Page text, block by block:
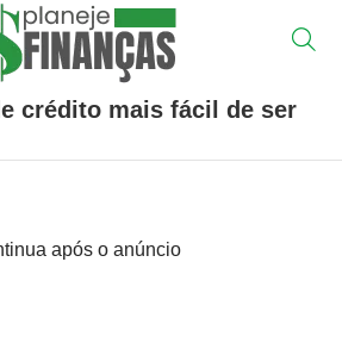
crédito mais fácil de ser
após o anúncio